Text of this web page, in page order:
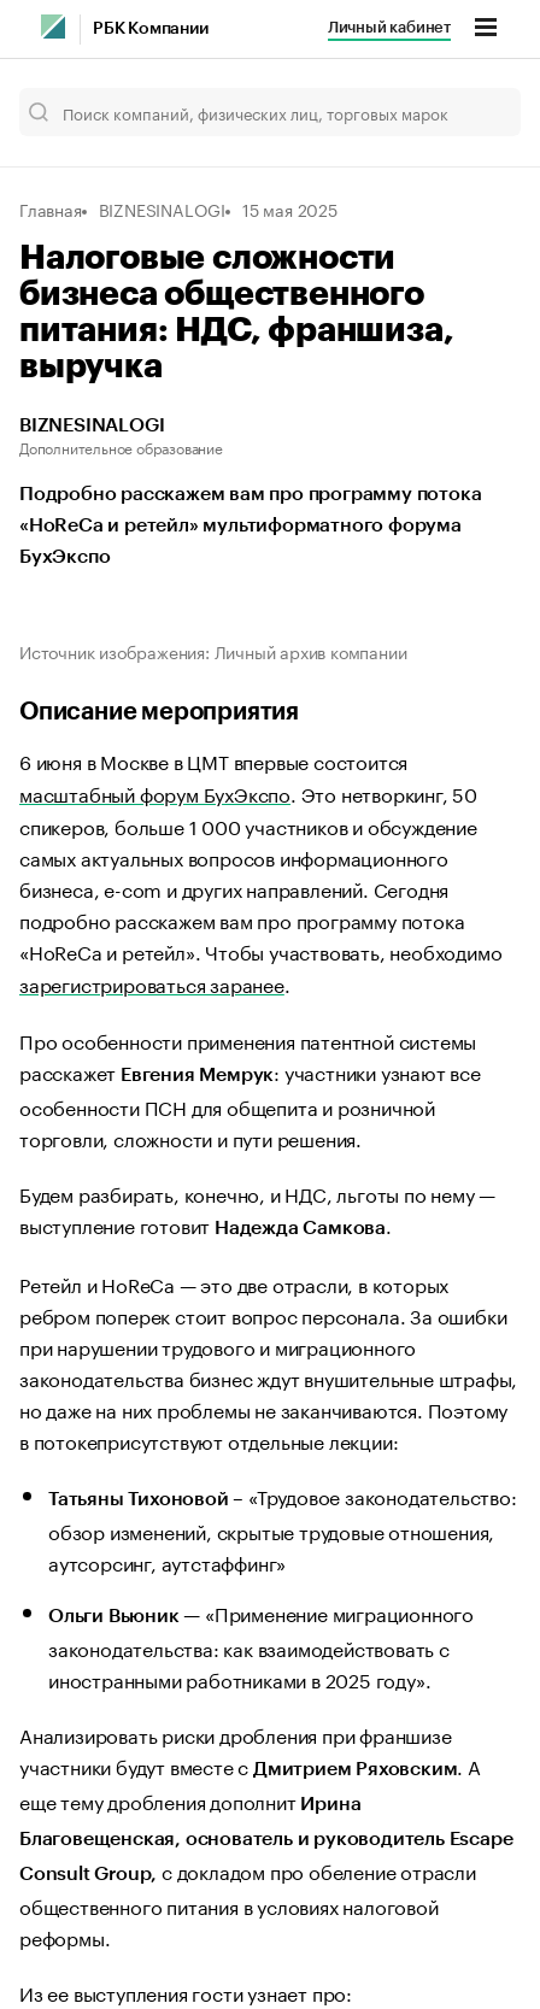
РБК Компании Личный кабинет
Главная BIZNESINALOGI 15 мая 2025
Налоговые сложности
бизнеса общественного
питания: НДС, франшиза,
выручка
BIZNESINALOGI
Дополнительное образование
Подробно расскажем вам про программу потока
«HoReCa и ретейл» мультиформатного форума
БухЭкспо
Источник изображения: Личный архив компании
Описание мероприятия
6 июня в Москве в ЦМТ впервые состоится
масштабный форум БухЭкспо. Это нетворкинг, 50
спикеров, больше 1 000 участников и обсуждение
самых актуальных вопросов информационного
бизнеса, e-com и других направлений. Сегодня
подробно расскажем вам про программу потока
«HoReCa и ретейл». Чтобы участвовать, необходимо
зарегистрироваться заранее.
Про особенности применения патентной системы
расскажет Евгения Мемрук: участники узнают все
особенности ПСН для общепита и розничной
торговли, сложности и пути решения.
Будем разбирать, конечно, и НДС, льготы по нему —
выступление готовит Надежда Самкова.
Ретейл и HoReCa — это две отрасли, в которых
ребром поперек стоит вопрос персонала. За ошибки
при нарушении трудового и миграционного
законодательства бизнес ждут внушительные штрафы,
но даже на них проблемы не заканчиваются. Поэтому
в потокеприсутствуют отдельные лекции:
Татьяны Тихоновой– «Трудовое законодательство:
обзор изменений, скрытые трудовые отношения,
аутсорсинг, аутстаффинг»
Ольги Вьюник — «Применение миграционного
законодательства: как взаимодействовать с
иностранными работниками в 2025 году».
Анализировать риски дробления при франшизе
участники будут вместе с Дмитрием Ряховским. А
еще тему дробления дополнит Ирина
Благовещенская, основатель и руководитель Escape
Consult Group, с докладом про обеление отрасли
общественного питания в условиях налоговой
реформы.
Из ее выступления гости узнает про: